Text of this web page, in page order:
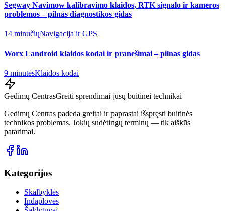
Segway Navimow kalibravimo klaidos, RTK signalo ir kameros
problemos – pilnas diagnostikos gidas
14 minučiųNavigacija ir GPS
Worx Landroid klaidos kodai ir pranešimai – pilnas gidas
9 minutėsKlaidos kodai
Gedimų CentrasGreiti sprendimai jūsų buitinei technikai
Gedimų Centras padeda greitai ir paprastai išspręsti buitinės
technikos problemas. Jokių sudėtingų terminų — tik aiškūs
patarimai.
Kategorijos
Skalbyklės
Indaplovės